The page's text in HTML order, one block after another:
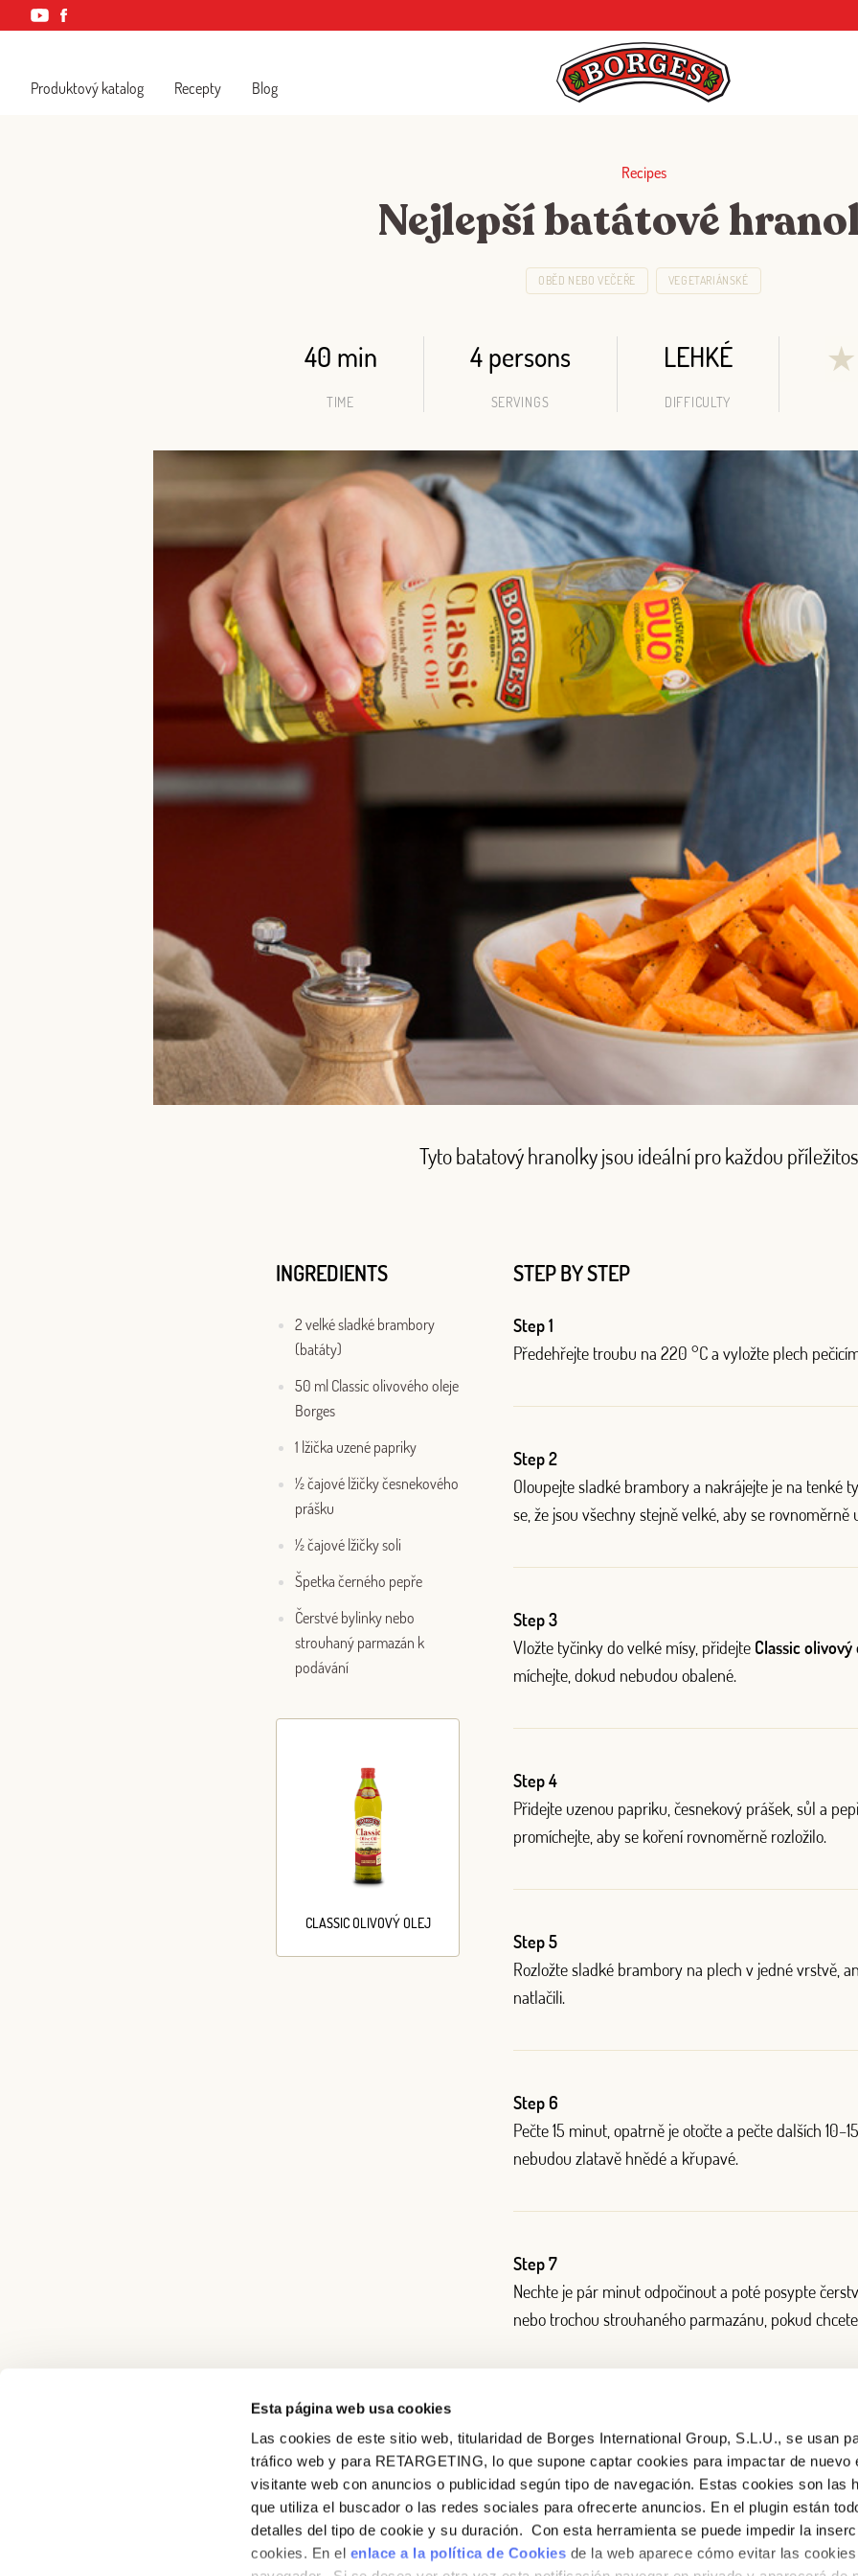
Esta página web usa cookies
Las cookies de este sitio web, titularidad de Borges International Group, S.L.U., se usan
tráfico web y para RETARGETING, lo que supone captar cookies para impactar de nuevo
visitante web con anuncios o publicidad según tipo de navegación. Estas cookies son las
que utiliza el buscador o las redes sociales para ofrecerte anuncios. En el plugin están
detalles del tipo de cookie y su duración. Con esta herramienta se puede impedir la
cookies. En el enlace a la política de Cookies de la web aparece cómo evitar las
Produktový katalog Recepty Blog
Recipes
Nejlepší batátové
OBĚD NEBO VEČEŘE VEGETARIÁNSKÉ
40 min
TIME
4 persons
SERVINGS
LEHKÉ
DIFFICULTY
★
Tyto batatový hranolky jsou ideální pro každou
INGREDIENTS
2 velké sladké brambory
(batáty)
50 ml Classic olivového oleje
Borges
1 lžička uzené papriky
½ čajové lžičky česnekového
prášku
½ čajové lžičky soli
Špetka černého pepře
Čerstvé bylinky nebo
strouhaný parmazán k
podávání
CLASSIC OLIVOVÝ OLEJ
STEP BY STEP
Step 1
Předehřejte troubu na 220 °C a vyložte plech
Step 2
Oloupejte sladké brambory a nakrájejte je na tenké
se, že jsou všechny stejně velké, aby se rovnoměrně
Step 3
Vložte tyčinky do velké mísy, přidejte Classic olivový
míchejte, dokud nebudou obalené.
Step 4
Přidejte uzenou papriku, česnekový prášek, sůl a
promíchejte, aby se koření rovnoměrně rozložilo.
Step 5
Rozložte sladké brambory na plech v jedné vrstvě,
natlačili.
Step 6
Pečte 15 minut, opatrně je otočte a pečte dalších
nebudou zlatavě hnědé a křupavé.
Step 7
Nechte je pár minut odpočinout a poté posypte
nebo trochou strouhaného parmazánu, pokud
Log in with Google